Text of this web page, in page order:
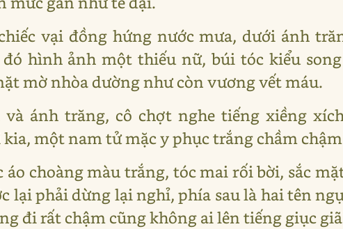
vại đồng hứng nước mưa, dưới ánh
hình ảnh một thiếu nữ, búi tóc kiểu
mờ nhòa dường như còn vương vết máu.
ánh trăng, cô chợt nghe tiếng xiềng
một nam tử mặc y phục trắng chầm
áo choàng màu trắng, tóc mai rối bời, sắc
lại phải dừng lại nghỉ, phía sau là hai tên
đi rất chậm cũng không ai lên tiếng giục